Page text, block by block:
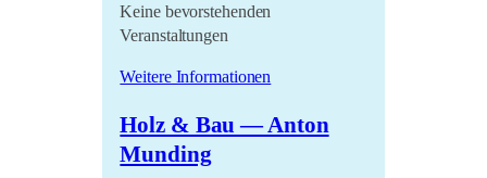
Teilhabe
Lernende Kulturregion
Überwintern 21/22
Literaturcampus U15
LiO bei Hofe 2021
Literatursommer 20/21
Keine bevorstehenden
Veranstaltungen
Weitere Informationen
Holz & Bau — Anton
Munding